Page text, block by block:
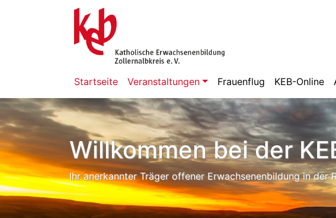
Startseite Veranstaltungen Frauenflug KEB-Online
Willkommen bei der
Ihr anerkannter Träger offener Erwachsenenbildung in der